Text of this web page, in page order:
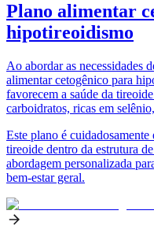
Plano alimentar
hipotireoidismo
Ao abordar as necessidades
alimentar cetogênico para
favorecem a saúde da
carboidratos, ricas em
Este plano é
tireoide dentro da estrutura
abordagem personalizada
bem-estar geral.